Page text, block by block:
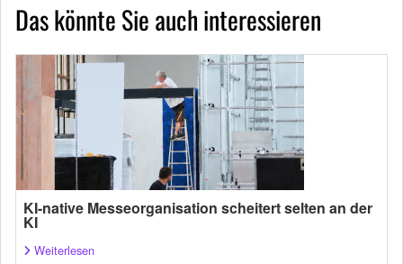
Das könnte Sie auch interessieren
KI-native Messeorganisation scheitert selten an der
KI
Weiterlesen